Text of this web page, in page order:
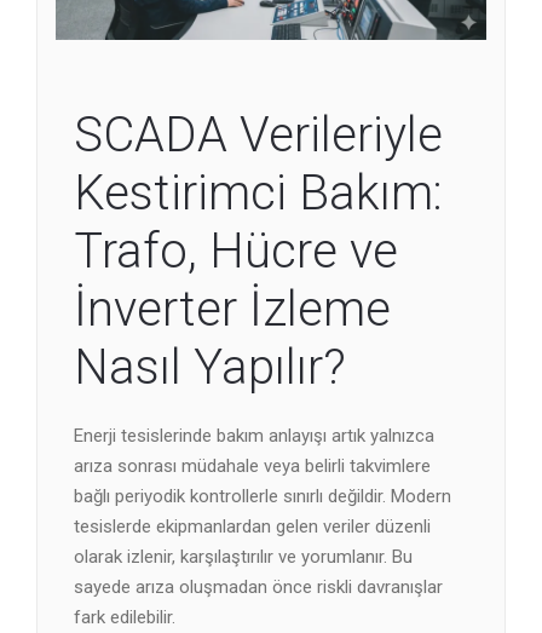
SCADA Verileriyle
Kestirimci Bakım:
Trafo, Hücre ve
İnverter İzleme
Nasıl Yapılır?
Enerji tesislerinde bakım anlayışı artık yalnızca
arıza sonrası müdahale veya belirli takvimlere
bağlı periyodik kontrollerle sınırlı değildir. Modern
tesislerde ekipmanlardan gelen veriler düzenli
olarak izlenir, karşılaştırılır ve yorumlanır. Bu
sayede arıza oluşmadan önce riskli davranışlar
fark edilebilir.